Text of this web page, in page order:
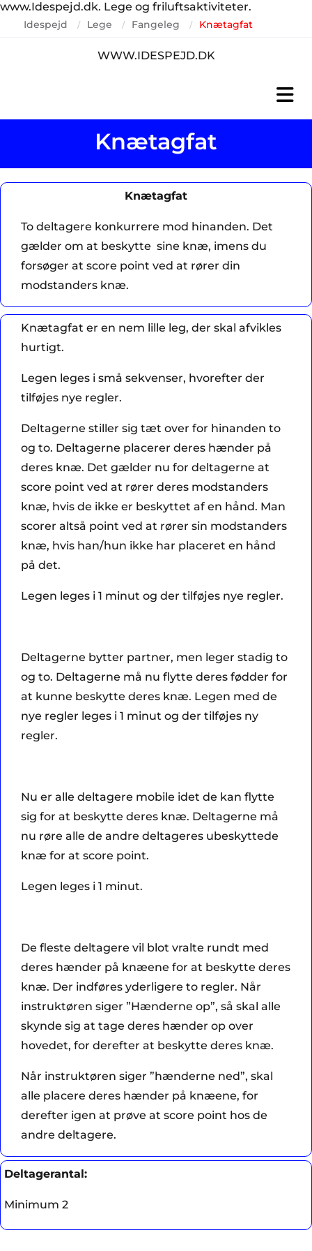
www.Idespejd.dk. Lege og friluftsaktiviteter.
Idespejd / Lege / Fangeleg / Knætagfat
WWW.IDESPEJD.DK
Knætagfat
Knætagfat
To deltagere konkurrere mod hinanden. Det
gælder om at beskytte sine knæ, imens du
forsøger at score point ved at rører din
modstanders knæ.
Knætagfat er en nem lille leg, der skal afvikles
hurtigt.
Legen leges i små sekvenser, hvorefter der
tilføjes nye regler.
Deltagerne stiller sig tæt over for hinanden to
og to. Deltagerne placerer deres hænder på
deres knæ. Det gælder nu for deltagerne at
score point ved at rører deres modstanders
knæ, hvis de ikke er beskyttet af en hånd. Man
scorer altså point ved at rører sin modstanders
knæ, hvis han/hun ikke har placeret en hånd
på det.
Legen leges i 1 minut og der tilføjes nye regler.
Deltagerne bytter partner, men leger stadig to
og to. Deltagerne må nu flytte deres fødder for
at kunne beskytte deres knæ. Legen med de
nye regler leges i 1 minut og der tilføjes ny
regler.
Nu er alle deltagere mobile idet de kan flytte
sig for at beskytte deres knæ. Deltagerne må
nu røre alle de andre deltageres ubeskyttede
knæ for at score point.
Legen leges i 1 minut.
De fleste deltagere vil blot vralte rundt med
deres hænder på knæene for at beskytte deres
knæ. Der indføres yderligere to regler. Når
instruktøren siger ”Hænderne op”, så skal alle
skynde sig at tage deres hænder op over
hovedet, for derefter at beskytte deres knæ.
Når instruktøren siger ”hænderne ned”, skal
alle placere deres hænder på knæene, for
derefter igen at prøve at score point hos de
andre deltagere.
Deltagerantal:
Minimum 2